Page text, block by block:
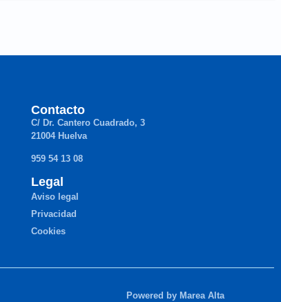
Contacto
C/ Dr. Cantero Cuadrado, 3
21004 Huelva
959 54 13 08
Legal
Aviso legal
Privacidad
Cookies
Powered by Marea Alta